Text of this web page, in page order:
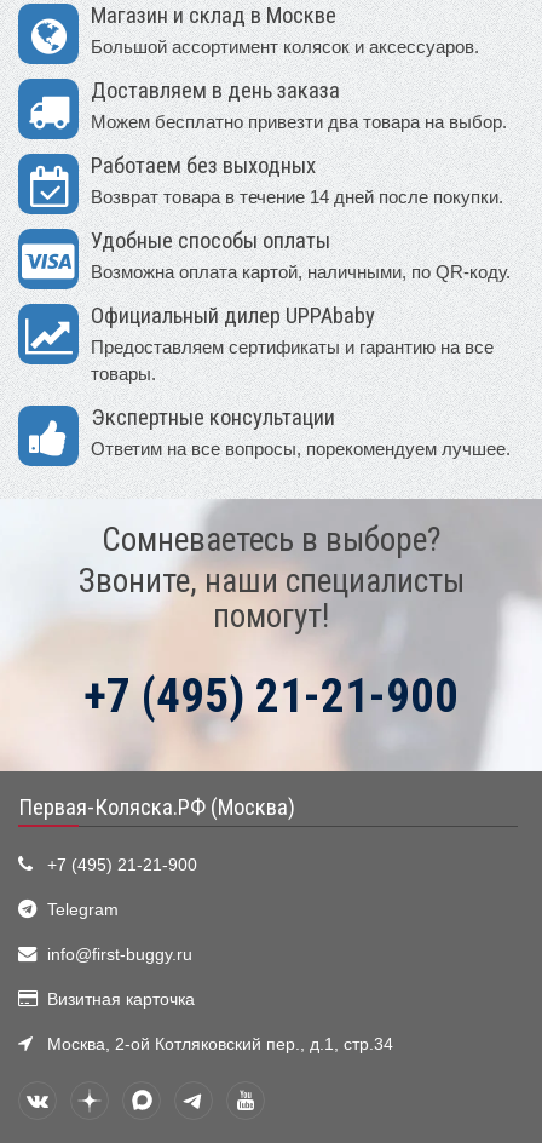
Магазин и склад в Москве
Большой ассортимент колясок и аксессуаров.
Доставляем в день заказа
Можем бесплатно привезти два товара на выбор.
Работаем без выходных
Возврат товара в течение 14 дней после покупки.
Удобные способы оплаты
Возможна оплата картой, наличными, по QR-коду.
Официальный дилер UPPAbaby
Предоставляем сертификаты и гарантию на все
товары.
Экспертные консультации
Ответим на все вопросы, порекомендуем лучшее.
Сомневаетесь в выборе?
Звоните, наши специалисты
помогут!
+7 (495) 21-21-900
Первая-Коляска.РФ (Москва)
+7 (495) 21-21-900
Telegram
info@first-buggy.ru
Визитная карточка
Москва, 2-ой Котляковский пер., д.1, стр.34